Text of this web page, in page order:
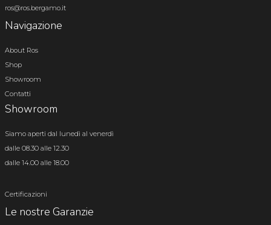
ros@ros.bergamo.it
Navigazione
About Ros
Shop
Showroom
Contatti
Showroom
Siamo aperti dal lunedì al venerdì
dalle 08.30 alle 12.30
dalle 14.00 alle 18.00
Certificazioni
Le nostre Garanzie